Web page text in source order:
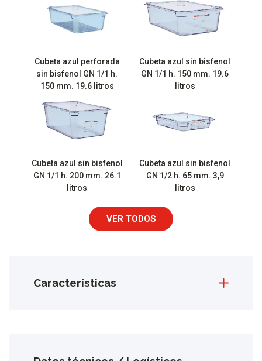
Cubeta azul perforada
sin bisfenol GN 1/1 h.
150 mm. 19.6 litros
Cubeta azul sin bisfenol
GN 1/1 h. 150 mm. 19.6
litros
Cubeta azul sin bisfenol
GN 1/1 h. 200 mm. 26.1
litros
Cubeta azul sin bisfenol
GN 1/2 h. 65 mm. 3,9
litros
VER TODOS
Características